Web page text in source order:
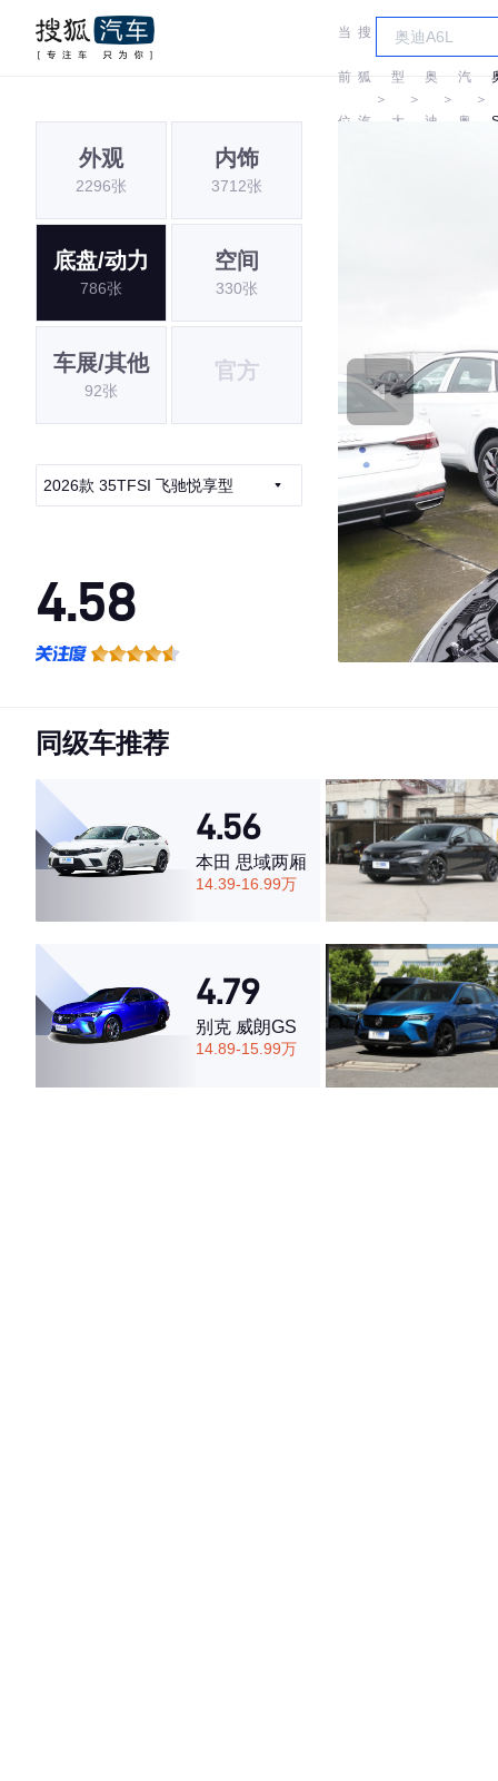
当
前
位
搜
狐
汽
＞
车
型
大
＞
奥
迪
＞
汽
奥
＞
外观
2296张
内饰
3712张
底盘/动力
786张
空间
330张
车展/其他
92张
官方
2026款 35TFSI 飞驰悦享型
4.58
·空间表现一般，低于80%同级车
同级车推荐
4.56
本田 思域两厢
14.39-16.99万
4.79
别克 威朗GS
14.89-15.99万